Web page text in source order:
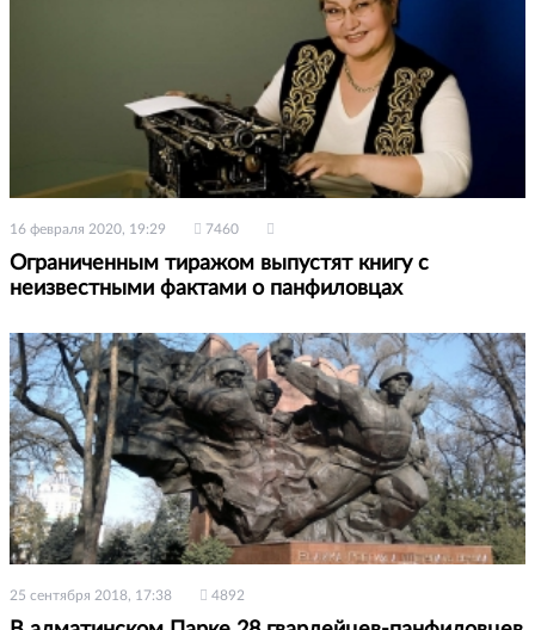
16 февраля 2020, 19:29 7460
Ограниченным тиражом выпустят книгу с
неизвестными фактами о панфиловцах
25 сентября 2018, 17:38 4892